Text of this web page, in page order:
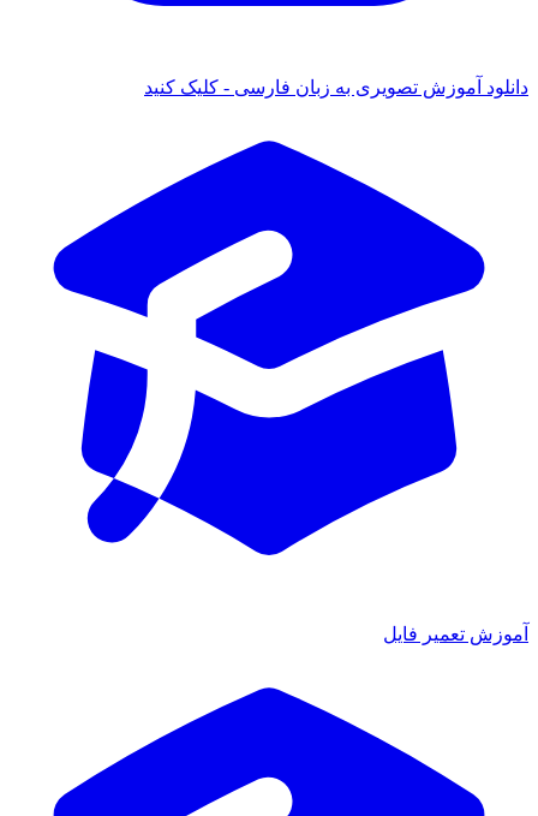
دانلود آموزش تصویری به زبان فارسی - کلیک کنید
آموزش تعمیر فایل